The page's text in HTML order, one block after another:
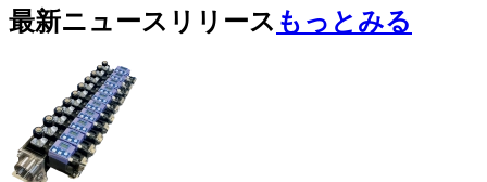
最新ニュースリリース もっとみる